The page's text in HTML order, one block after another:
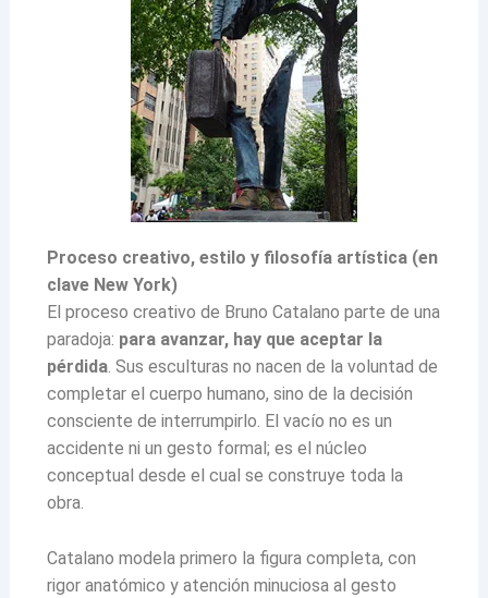
Proceso creativo, estilo y filosofía artística (en
clave New York)
El proceso creativo de Bruno Catalano parte de una
paradoja: para avanzar, hay que aceptar la
pérdida. Sus esculturas no nacen de la voluntad de
completar el cuerpo humano, sino de la decisión
consciente de interrumpirlo. El vacío no es un
accidente ni un gesto formal; es el núcleo
conceptual desde el cual se construye toda la
obra.
Catalano modela primero la figura completa, con
rigor anatómico y atención minuciosa al gesto